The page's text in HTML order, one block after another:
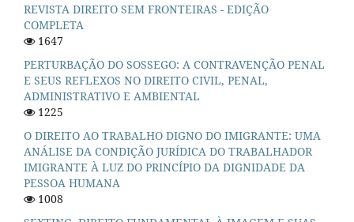
REVISTA DIREITO SEM FRONTEIRAS - EDIÇÃO
COMPLETA
1647
PERTURBAÇÃO DO SOSSEGO: A CONTRAVENÇÃO PENAL
E SEUS REFLEXOS NO DIREITO CIVIL, PENAL,
ADMINISTRATIVO E AMBIENTAL
1225
O DIREITO AO TRABALHO DIGNO DO IMIGRANTE: UMA
ANÁLISE DA CONDIÇÃO JURÍDICA DO TRABALHADOR
IMIGRANTE À LUZ DO PRINCÍPIO DA DIGNIDADE DA
PESSOA HUMANA
1008